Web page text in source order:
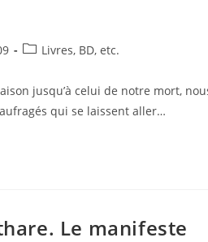
PostLivres, BD, etc.
jusqu’à celui de notre mort,
qui se laissent aller…
Le manifeste